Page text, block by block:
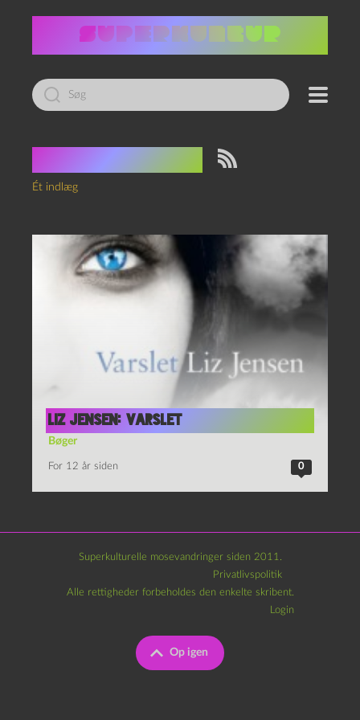
Led
efter:
Psykolog
Ét indlæg
Liz Jensen: Varslet
Bøger
For 12 år siden 0
Superkulturelle mosevandringer siden 2011.
Privatlivspolitik
Op igen
Alle rettigheder forbeholdes den enkelte skribent.
Login